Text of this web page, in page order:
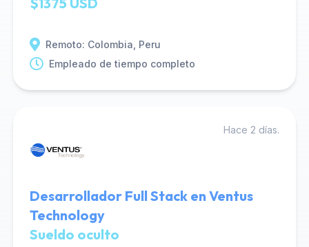
Remoto: Colombia, Peru
Empleado de tiempo completo
Hace 2 días.
Desarrollador Full Stack en Ventus
Technology
Sueldo oculto